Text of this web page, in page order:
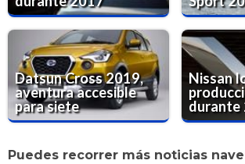
Datsun Cross 2019,
aventura accesible
para siete
Nissan
durante
Puedes recorrer más noticias